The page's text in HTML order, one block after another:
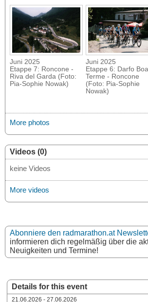
Details for this event
21.06.2026 - 27.06.2026
Juni 2025
Etappe 7: Roncone -
Riva del Garda (Foto:
Pia-Sophie Nowak)
Juni 2025
Etappe 6: Darfo
Terme - Roncone
(Foto: Pia-Sophie
Nowak)
More photos
Videos (0)
keine Videos
More videos
Abonniere den radmarathon.at
informieren dich regelmäßig über die
Neuigkeiten und Termine!